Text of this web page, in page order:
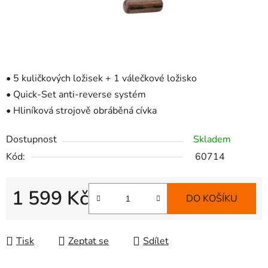
• 5 kuličkových ložisek + 1 válečkové ložisko
• Quick-Set anti-reverse systém
• Hliníková strojově obráběná cívka
Dostupnost
Skladem
Kód:
60714
1 599 Kč DO KOŠÍKU
Tisk Zeptat se Sdílet